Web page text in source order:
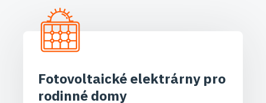
Fotovoltaické elektrárny pro
rodinné domy